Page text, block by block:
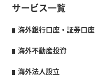
サービス一覧
海外銀行口座・証券口座
海外不動産投資
海外法人設立